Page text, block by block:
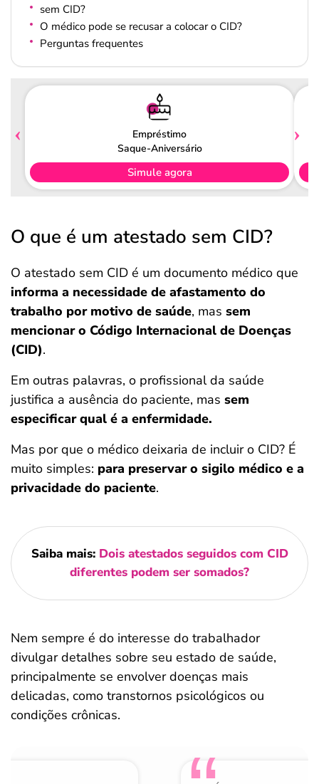
sem CID?
O médico pode se recusar a colocar o CID?
Perguntas frequentes
Empréstimo
Saque-Aniversário
Simule agora
O que é um atestado sem CID?
O atestado sem CID é um documento médico que
informa a necessidade de afastamento do
trabalho por motivo de saúde, mas sem
mencionar o Código Internacional de Doenças
(CID).
Em outras palavras, o profissional da saúde
justifica a ausência do paciente, mas sem
especificar qual é a enfermidade.
Mas por que o médico deixaria de incluir o CID? É
muito simples: para preservar o sigilo médico e a
privacidade do paciente.
Saiba mais: Dois atestados seguidos com CID
diferentes podem ser somados?
Nem sempre é do interesse do trabalhador
divulgar detalhes sobre seu estado de saúde,
principalmente se envolver doenças mais
delicadas, como transtornos psicológicos ou
condições crônicas.